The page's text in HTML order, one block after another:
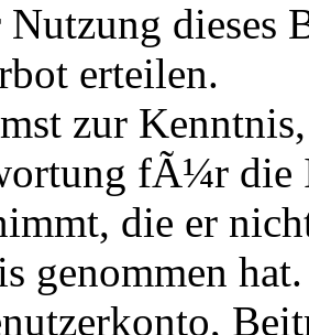
dieses
erteilen.
zur
fÃ¼r die
die er
genommen